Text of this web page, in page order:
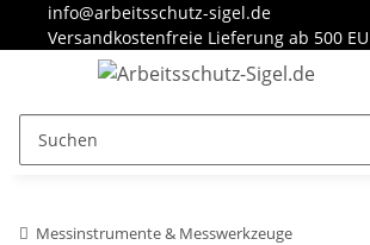
info@arbeitsschutz-sigel.de
Versandkostenfreie Lieferung ab 500
Messinstrumente & Messwerkzeuge